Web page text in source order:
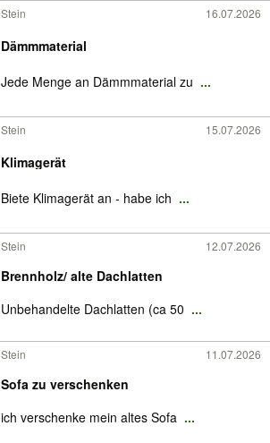
Stein 16.07.2026
Dämmmaterial
Jede Menge an Dämmmaterial zu ...
Stein 15.07.2026
Klimagerät
Biete Klimagerät an - habe ich ...
Stein 12.07.2026
Brennholz/ alte Dachlatten
Unbehandelte Dachlatten (ca 50 ...
Stein 11.07.2026
Sofa zu verschenken
ich verschenke mein altes Sofa ...